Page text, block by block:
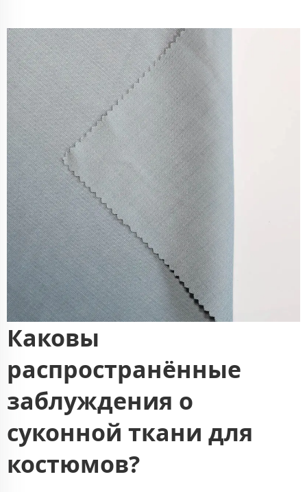
Каковы
распространённые
заблуждения о
суконной ткани для
костюмов?